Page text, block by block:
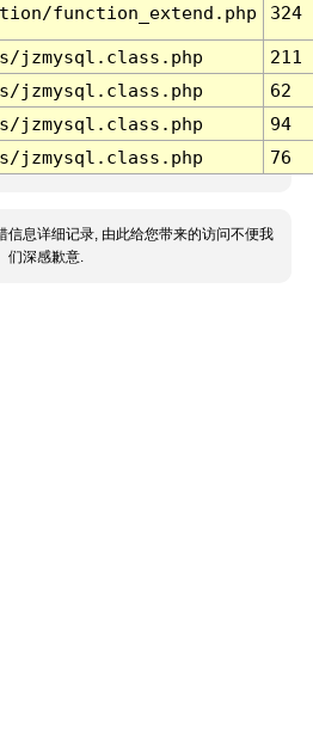
function_extend.php 324
jzmysql.class.php
211
jzmysql.class.php
62
jzmysql.class.php
94
jzmysql.class.php 76
信息详细记录, 由此给您带来的访问不便我
们深感歉意.